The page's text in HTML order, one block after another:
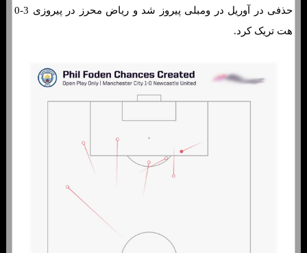
حذفی در آوریل در ومبلی پیروز شد و ریاض محرز در پیروزی 3-0
هت تریک کرد.